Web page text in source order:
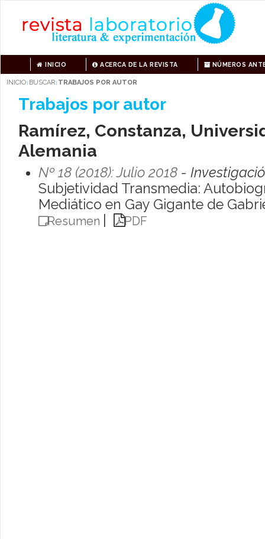
INICIO ACERCA DE LA REVISTA NÚMEROS
INICIO | BUSCAR | TRABAJOS POR AUTOR
Trabajos por autor
Ramírez, Constanza,
Alemania
Nº 18 (2018): Julio 2018-
Subjetividad Transmedia:
Mediático en Gay Gigante de
Resumen PDF